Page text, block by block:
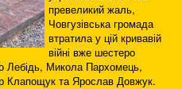
превеликий жаль,
Човгузівська громада
втратила у цій кривавій
війні вже шестеро
Лебідь, Микола Пархомець,
Клапощук та Ярослав Довжук.